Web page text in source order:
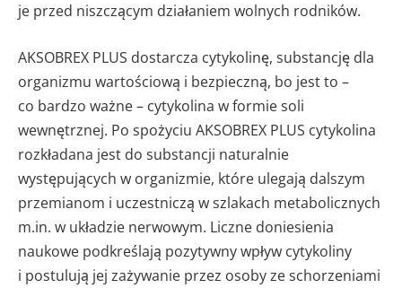
je przed niszczącym działaniem wolnych rodników.
AKSOBREX PLUS dostarcza cytykolinę, substancję dla
organizmu wartościową i bezpieczną, bo jest to –
co bardzo ważne – cytykolina w formie soli
wewnętrznej. Po spożyciu AKSOBREX PLUS cytykolina
rozkładana jest do substancji naturalnie
występujących w organizmie, które ulegają dalszym
przemianom i uczestniczą w szlakach metabolicznych
m.in. w układzie nerwowym. Liczne doniesienia
naukowe podkreślają pozytywny wpływ cytykoliny
i postulują jej zażywanie przez osoby ze schorzeniami